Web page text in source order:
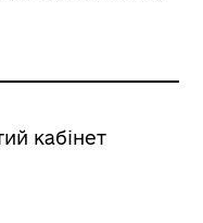
кабінет